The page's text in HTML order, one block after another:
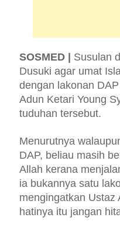
SOSMED | Susulan
Dusuki agar umat
dengan lakonan
Adun Ketari Young
tuduhan tersebut.
Menurutnya
DAP, beliau masih
Allah kerana
ia bukannya satu
mengingatkan Ustaz
hatinya itu jangan